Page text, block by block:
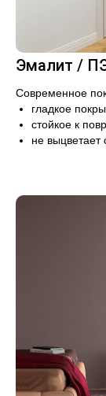
Эмалит /
Современное
гладкое
стойкое к
не выцветает